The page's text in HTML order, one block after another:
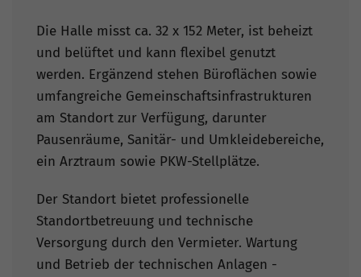
Die Halle misst ca. 32 x 152 Meter, ist beheizt
und belüftet und kann flexibel genutzt
werden. Ergänzend stehen Büroflächen sowie
umfangreiche Gemeinschaftsinfrastrukturen
am Standort zur Verfügung, darunter
Pausenräume, Sanitär- und Umkleidebereiche,
ein Arztraum sowie PKW-Stellplätze.
Der Standort bietet professionelle
Standortbetreuung und technische
Versorgung durch den Vermieter. Wartung
und Betrieb der technischen Anlagen -